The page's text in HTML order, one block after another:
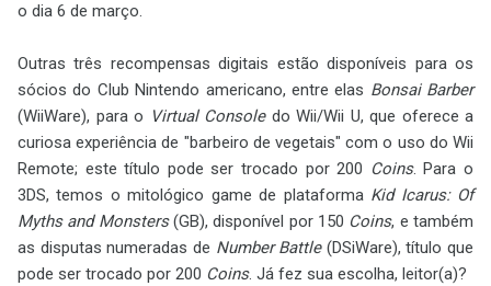
o dia 6 de março.
Outras três recompensas digitais estão disponíveis para os
sócios do Club Nintendo americano, entre elas Bonsai Barber
(WiiWare), para o Virtual Consoledo Wii/Wii U, que oferece a
curiosa experiência de "barbeiro de vegetais" com o uso do Wii
Remote; este título pode ser trocado por 200 Coins. Para o
3DS, temos o mitológico game de plataforma Kid Icarus: Of
Myths and Monsters(GB), disponível por 150 Coins, e também
as disputas numeradas de Number Battle(DSiWare), título que
pode ser trocado por 200 Coins. Já fez sua escolha, leitor(a)?